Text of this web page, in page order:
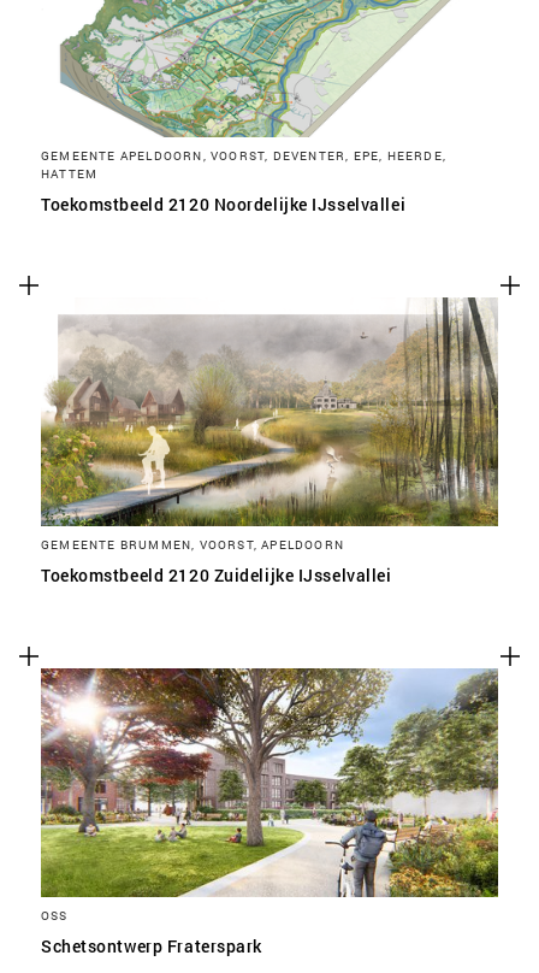
GEMEENTE APELDOORN, VOORST, DEVENTER, EPE, HEERDE,
HATTEM
Toekomstbeeld 2120 Noordelijke IJsselvallei
GEMEENTE BRUMMEN, VOORST, APELDOORN
Toekomstbeeld 2120 Zuidelijke IJsselvallei
OSS
Schetsontwerp Fraterspark